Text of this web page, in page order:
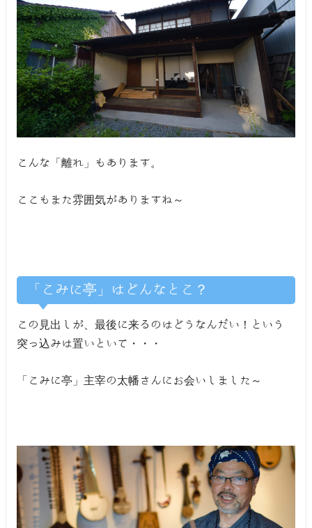
こんな「離れ」もあります。
ここもまた雰囲気がありますね～
「こみに亭」はどんなとこ？
この見出しが、最後に来るのはどうなんだい！という
突っ込みは置いといて・・・
「こみに亭」主宰の太幡さんにお会いしました～